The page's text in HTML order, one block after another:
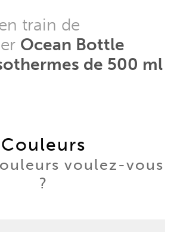
train de
Ocean Bottle
de 500 ml
Couleurs
voulez-vous
?